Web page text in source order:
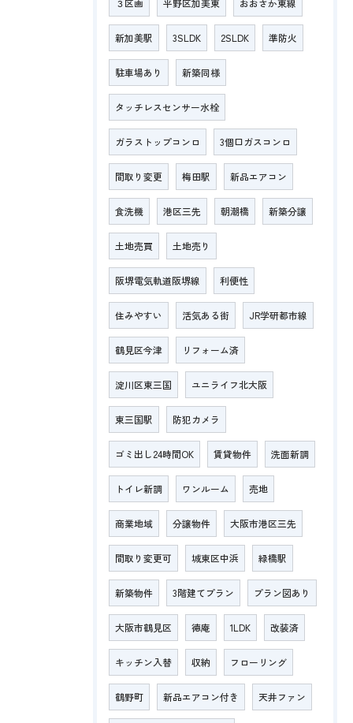
新加美駅 3SLDK 2SLDK 準防火
駐車場あり 新築同様
タッチレスセンサー水栓
ガラストップコンロ 3個口ガスコンロ
間取り変更 梅田駅 新品エアコン
食洗機 港区三先 朝潮橋 新築分譲
土地売買 土地売り
阪堺電気軌道阪堺線 利便性
住みやすい 活気ある街 JR学研都市線
鶴見区今津 リフォーム済
淀川区東三国 ユニライフ北大阪
東三国駅 防犯カメラ
ゴミ出し24時間OK 賃貸物件 洗面新調
トイレ新調 ワンルーム 売地
商業地域 分譲物件 大阪市港区三先
間取り変更可 城東区中浜 緑橋駅
新築物件 3階建てプラン プラン図あり
大阪市鶴見区 徳庵 1LDK 改装済
キッチン入替 収納 フローリング
鶴野町 新品エアコン付き 天井ファン